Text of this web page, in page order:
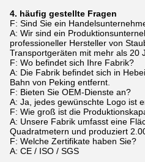
4. häufig gestellte Fragen
F: Sind Sie ein
A: Wir sind ein
professioneller Hersteller von
Transportgeräten mit mehr als 20
F: Wo befindet sich Ihre Fabrik?
A: Die Fabrik befindet sich in
Bahn von Peking entfernt.
F: Bieten Sie OEM-Dienste an?
A: Ja, jedes gewünschte Logo ist
F: Wie groß ist die
A: Unsere Fabrik umfasst eine
Quadratmetern und produziert
F: Welche Zertifikate haben Sie?
A: CE / ISO / SGS